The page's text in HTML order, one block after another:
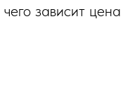
зависит цена